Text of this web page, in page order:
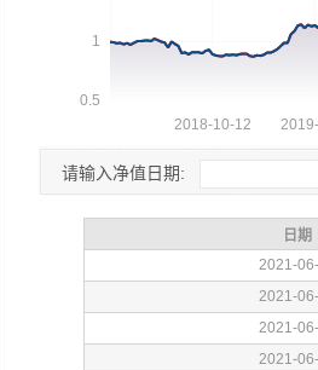
请输入净值日期: